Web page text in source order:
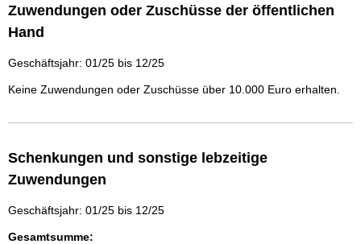
Zuwendungen oder Zuschüsse der öffentlichen
Hand
Geschäftsjahr: 01/25 bis 12/25
Keine Zuwendungen oder Zuschüsse über 10.000 Euro erhalten.
Schenkungen und sonstige lebzeitige
Zuwendungen
Geschäftsjahr: 01/25 bis 12/25
Gesamtsumme: